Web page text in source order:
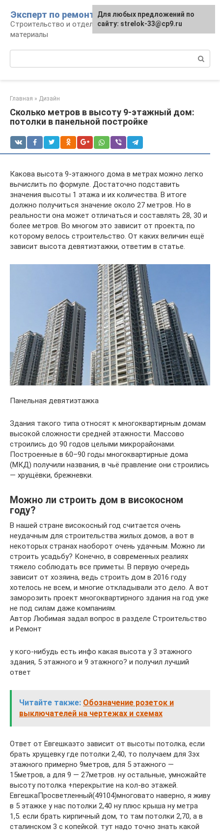
контенту
Эксперт по ремонту
Строительство и отделка: работы и
материалы
Главная » Дизайн
Сколько метров в высоту 9-этажный дом:
потолки в панельной постройке
Какова высота 9-этажного дома в метрах можно легко
вычислить по формуле. Достаточно подставить
значения высоты 1 этажа и их количества. В итоге
должно получиться значение около 27 метров. Но в
реальности она может отличаться и составлять 28, 30 и
более метров. Во многом это зависит от проекта, по
которому велось строительство. От каких величин ещё
зависит высота девятиэтажки, ответим в статье.
Панельная девятиэтажка
Здания такого типа относят к многоквартирным домам
высокой сложности средней этажности. Массово
строились до 90 годов целыми микрорайонами.
Построенные в 60–90 годы многоквартирные дома
(МКД) получили названия, в чьё правление они строились
— хрущёвки, брежневки.
Можно ли строить дом в високосном
году?
В нашей стране високосный год считается очень
неудачным для строительства жилых домов, а вот в
некоторых странах наоборот очень удачным. Можно ли
строить усадьбу? Конечно, в современных реалиях
тяжело соблюдать все приметы. В первую очередь
зависит от хозяина, ведь строить дом в 2016 году
хотелось не всем, и многие откладывали это дело. А вот
заморозить проект многоквартирного здания на год уже
не под силам даже компаниям.
Автор Любимая задал вопрос в разделе Строительство
и Ремонт
у кого-нибудь есть инфо какая высота у 3 этажного
здания, 5 этажного и 9 этажного? и получил лучший
ответ
Читайте также: Обозначение розеток и
выключателей на чертежах и схемах
Ответ от Евгешкаэто зависит от высоты потолка, если
брать хрущевку где потолки 2,40, то получаем для 3эх
этажного примерно 9метров, для 5 этажного —
15метров, а для 9 — 27метров. ну остальные, умножайте
высоту потолка +перекрытие на кол-во этажей.
ЕвгешкаПросветленный(49104)многовато наверно, я живу
в 5 этажке у нас потолки 2,40 ну плюс крыша ну метра
1,5. если брать кирпичный дом, то там потолки 2,70, а в
сталинском 3 с копейкой. тут надо точно знать какой
Для любых предложений по
сайту: strelok-33@cp9.ru
Для любых предложений по
сайту: strelok-33@cp9.ru